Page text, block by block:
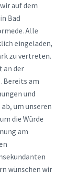
auf dem
Bad
Alle
eingeladen,
zu vertreten.
an der
Bereits am
und
um unseren
die Würde
am
wünschen wir